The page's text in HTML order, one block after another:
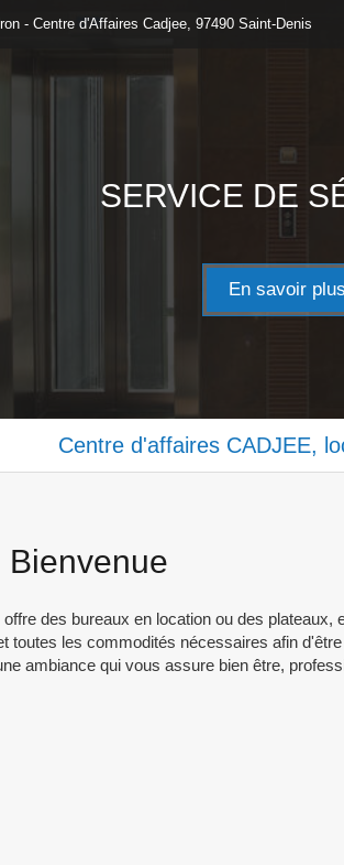
- Centre d'Affaires Cadjee, 97490 Saint-Denis
SERVICE DE
En savoir
Centre d'affaires CADJEE,
Bienvenue
des bureaux en location ou des plateaux,
toutes les commodités nécessaires afin d'être
ambiance qui vous assure bien être,